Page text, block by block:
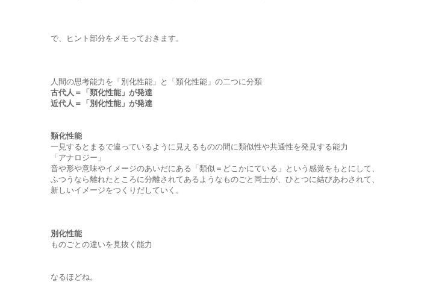
で、ヒント部分をメモっておきます。
人間の思考能力を「別化性能」と「類化性能」の二つに分類
古代人＝「類化性能」が発達
近代人＝「別化性能」が発達
類化性能
一見するとまるで違っているように見えるものの間に類似性や共通性を発見する能力
「アナロジー」
音や形や意味やイメージのあいだにある「類似＝どこかにている」という感覚をもとにして、
ふつうなら離れたところに分離されてあるようなものごと同士が、ひとつに結びあわされて、
新しいイメージをつくりだしていく。
別化性能
ものごとの違いを見抜く能力
なるほどね。